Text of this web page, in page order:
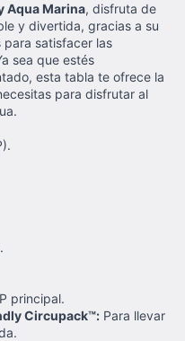
Aqua Marina, disfruta de
y divertida, gracias a su
satisfacer las
sea que estés
esta tabla te ofrece la
para disfrutar al
principal.
Circupack™: Para llevar